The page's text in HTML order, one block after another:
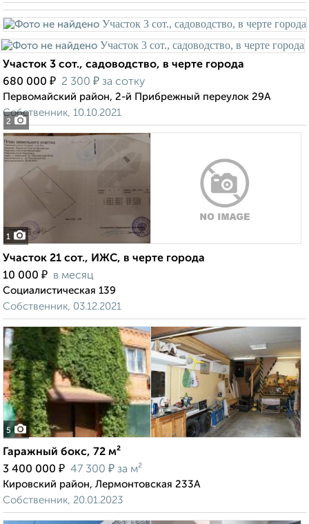
2
Участок 3 сот., садоводство, в черте города
680 000 ₽ 2 300 ₽ за сотку
Первомайский район, 2-й Прибрежный переулок 29А
Собственник, 10.10.2021
1
Участок 21 сот., ИЖС, в черте города
10 000 ₽ в месяц
Социалистическая 139
Собственник, 03.12.2021
5
Гаражный бокс, 72 м²
3 400 000 ₽ 47 300 ₽ за м²
Кировский район, Лермонтовская 233А
Собственник, 20.01.2023